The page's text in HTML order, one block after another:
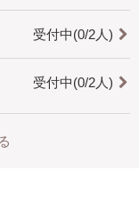
後》
こむ場合があり
受付中(0/2人)
受付中(0/2人)